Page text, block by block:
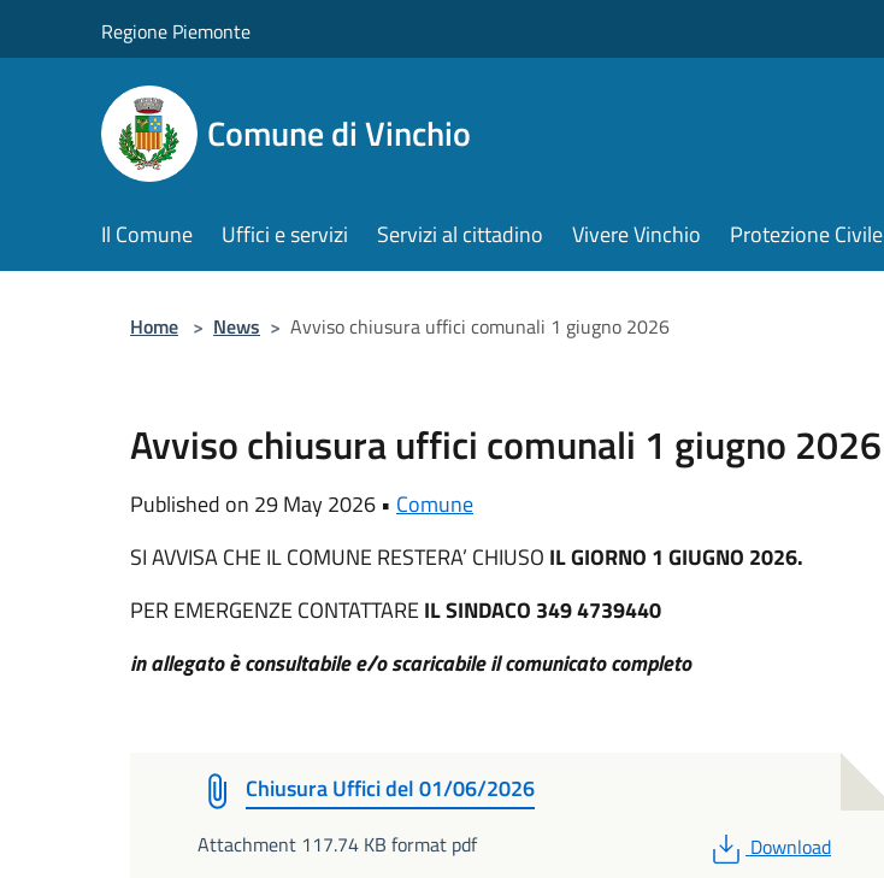
Regione Piemonte
Comune di Vinchio
Il Comune Uffici e servizi Servizi al cittadino Vivere Vinchio Protezione Civile
Home > News > Avviso chiusura uffici comunali 1 giugno 2026
Avviso chiusura uffici comunali 1 giugno 2026
Published on 29 May 2026 • Comune
SI AVVISA CHE IL COMUNE RESTERA’ CHIUSO IL GIORNO 1 GIUGNO 2026.
PER EMERGENZE CONTATTAREIL SINDACO 349 4739440
in allegato è consultabile e/o scaricabile il comunicato completo
Chiusura Uffici del 01/06/2026
Attachment 117.74 KB format pdf PDF
Download